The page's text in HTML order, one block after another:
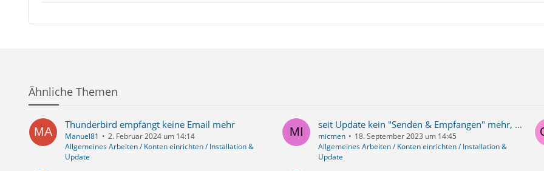
Ähnliche Themen
Thunderbird empfängt keine Email mehr
Manuel81
2. Februar 2024 um 14:14
Allgemeines Arbeiten / Konten einrichten / Installation &
Update
seit Update kein "Senden & Empfangen" mehr, mails unsichtbar im Postausgang
micmen
18. September 2023 um 14:45
Allgemeines Arbeiten / Konten einrichten / Installation &
Update